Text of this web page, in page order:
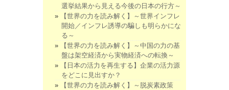
選挙結果から見える今後の日本の行方～
【世界の力を読み解く】～世界インフレ
開始／インフレ誘導の騙しも明らかにな
る～
【世界の力を読み解く】～中国の力の基
盤は架空経済から実物経済への転換～
【日本の活力を再生する】企業の活力源
をどこに見出すか？
【世界の力を読み解く】～脱炭素政策